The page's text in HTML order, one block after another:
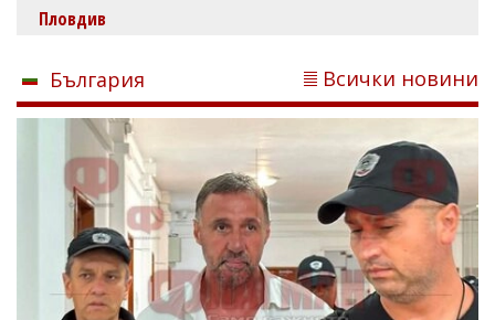
Пловдив
България Всички новини